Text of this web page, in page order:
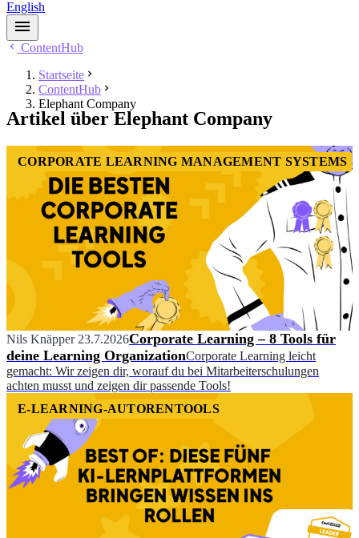
English
ContentHub
Startseite
ContentHub
Elephant Company
Artikel über Elephant Company
CORPORATE LEARNING MANAGEMENT SYSTEMS
Nils Knäpper 23.7.2026Corporate Learning – 8 Tools für
deine Learning OrganizationCorporate Learning leicht
gemacht: Wir zeigen dir, worauf du bei Mitarbeiterschulungen
achten musst und zeigen dir passende Tools!
E-LEARNING-AUTORENTOOLS